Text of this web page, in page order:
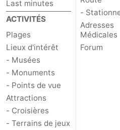
Last minutes
ACTIVITÉS
Plages
Lieux d'intérêt
- Musées
- Monuments
- Points de vue
Attractions
- Croisières
- Terrains de jeux
-
Adresses
Médicales
Forum